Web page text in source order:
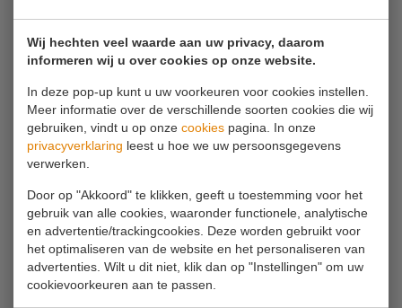
Wij hechten veel waarde aan uw privacy, daarom
informeren wij u over cookies op onze website.
In deze pop-up kunt u uw voorkeuren voor cookies instellen.
Meer informatie over de verschillende soorten cookies die wij
gebruiken, vindt u op onze cookies pagina. In onze
privacyverklaring leest u hoe we uw persoonsgegevens
verwerken.
Door op "Akkoord" te klikken, geeft u toestemming voor het
gebruik van alle cookies, waaronder functionele, analytische
en advertentie/trackingcookies. Deze worden gebruikt voor
het optimaliseren van de website en het personaliseren van
advertenties. Wilt u dit niet, klik dan op "Instellingen" om uw
cookievoorkeuren aan te passen.
Dan kunt u telefonisch reserveren via0180 63
16 54
Als u vragen heeft kunt u uiteraard altijd
contact opnemen.
Bel ons
0180 63 16 54